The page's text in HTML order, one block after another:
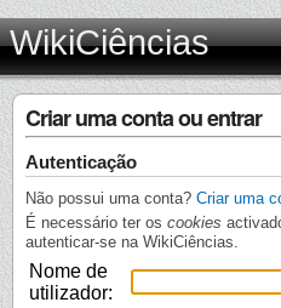
WikiCiências
Criar uma conta ou entrar
Autenticação
Não possui uma conta? Criar uma
É necessário ter os cookies
autenticar-se na WikiCiências.
Nome de
utilizador: